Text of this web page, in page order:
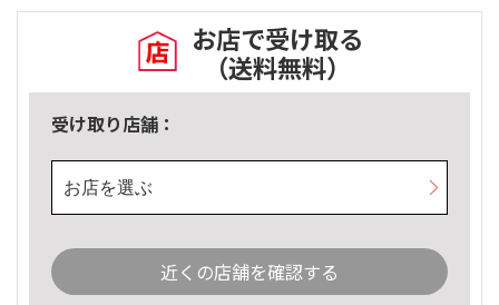
お店で受け取る
（送料無料）
受け取り店舗：
お店を選ぶ
近くの店舗を確認する